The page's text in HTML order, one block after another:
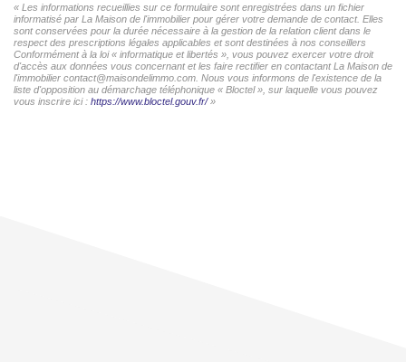
« Les informations recueillies sur ce formulaire sont enregistrées dans un fichier
informatisé par La Maison de l'immobilier pour gérer votre demande de contact. Elles
sont conservées pour la durée nécessaire à la gestion de la relation client dans le
respect des prescriptions légales applicables et sont destinées à nos conseillers
Conformément à la loi « informatique et libertés », vous pouvez exercer votre droit
d'accès aux données vous concernant et les faire rectifier en contactant La Maison de
l'immobilier contact@maisondelimmo.com. Nous vous informons de l'existence de la
liste d'opposition au démarchage téléphonique « Bloctel », sur laquelle vous pouvez
vous inscrire ici : https://www.bloctel.gouv.fr/»